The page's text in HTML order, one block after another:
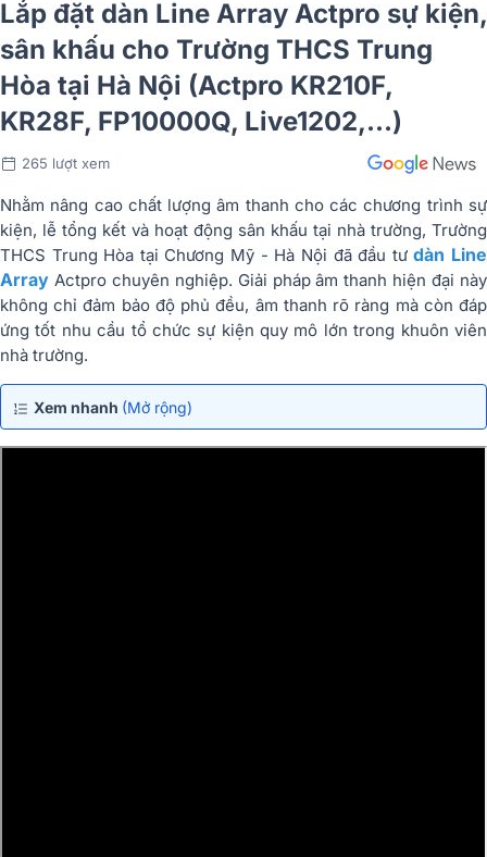
Lắp đặt dàn Line Array Actpro sự kiện,
sân khấu cho Trường THCS Trung
Hòa tại Hà Nội (Actpro KR210F,
KR28F, FP10000Q, Live1202,…)
265 lượt xem
Nhằm nâng cao chất lượng âm thanh cho các chương trình sự
kiện, lễ tổng kết và hoạt động sân khấu tại nhà trường, Trường
THCS Trung Hòa tại Chương Mỹ - Hà Nội đã đầu tưdàn Line
Array Actpro chuyên nghiệp. Giải pháp âm thanh hiện đại này
không chỉ đảm bảo độ phủ đều, âm thanh rõ ràng mà còn đáp
ứng tốt nhu cầu tổ chức sự kiện quy mô lớn trong khuôn viên
nhà trường.
Xem nhanh (Mở rộng)